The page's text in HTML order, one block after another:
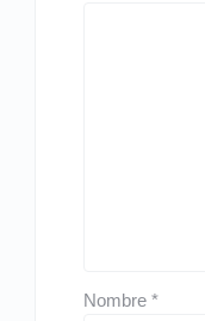
Nombre*